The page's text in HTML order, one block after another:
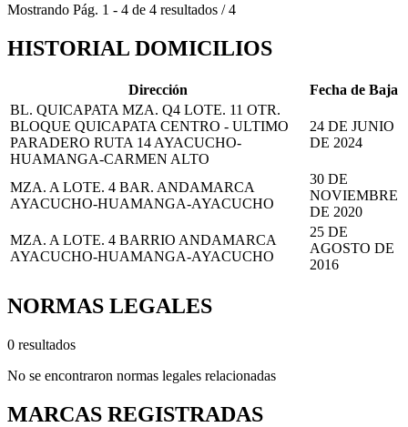
Mostrando Pág. 1 - 4 de 4 resultados /4
HISTORIAL DOMICILIOS
Dirección
Fecha de Baja
BL. QUICAPATA MZA. Q4 LOTE. 11 OTR.
BLOQUE QUICAPATA CENTRO - ULTIMO
PARADERO RUTA 14 AYACUCHO-
HUAMANGA-CARMEN ALTO
24 DE JUNIO
DE 2024
MZA. A LOTE. 4 BAR. ANDAMARCA
AYACUCHO-HUAMANGA-AYACUCHO
30 DE
NOVIEMBRE
DE 2020
MZA. A LOTE. 4 BARRIO ANDAMARCA
AYACUCHO-HUAMANGA-AYACUCHO
25 DE
AGOSTO DE
2016
NORMAS LEGALES
0 resultados
No se encontraron normas legales relacionadas
MARCAS REGISTRADAS